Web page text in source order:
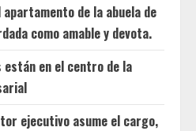
de la abuela de
como amable y devota.
en el centro de la
ejecutivo asume el cargo,